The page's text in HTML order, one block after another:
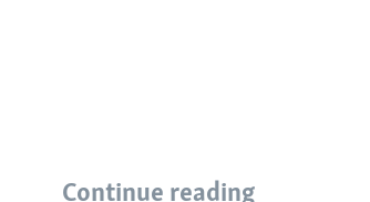
Continue reading